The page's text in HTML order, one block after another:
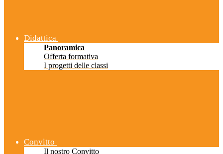
Didattica
Panoramica
Offerta formativa
I progetti delle classi
Convitto
Il nostro Convitto